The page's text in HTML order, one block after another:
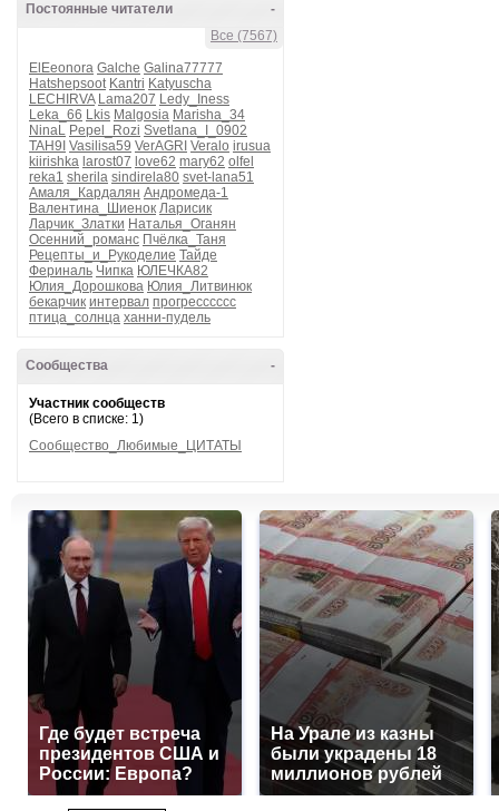
-
Постоянные читатели
Все (7567)
ElEeonora Galche Galina77777
Hatshepsoot Kantri Katyuscha
LECHIRVA Lama207 Ledy_Iness
Leka_66 Lkis Malgosia Marisha_34
NinaL Pepel_Rozi Svetlana_I_0902
TAH9I Vasilisa59 VerAGRI Veralo irusua
kiirishka larost07 love62 mary62 olfel
reka1 sherila sindirela80 svet-lana51
Амаля_Кардалян Андромеда-1
Валентина_Шиенок Ларисик
Ларчик_Златки Наталья_Оганян
Осенний_романс Пчёлка_Таня
Рецепты_и_Рукоделие Тайде
Фериналь Чипка ЮЛЕЧКА82
Юлия_Дорошкова Юлия_Литвинюк
бекарчик интервал прогресссссс
птица_солнца ханни-пудель
-
Сообщества
Участник сообществ
(Всего в списке: 1)
Сообщество_Любимые_ЦИТАТЫ
Где будет встреча
президентов США и
России: Европа?
На Урале из казны
были украдены 18
миллионов рублей